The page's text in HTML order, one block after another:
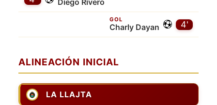
Diego Rivero
4'
GOL
Charly Dayan
ALINEACIÓN INICIAL
LA LLAJTA